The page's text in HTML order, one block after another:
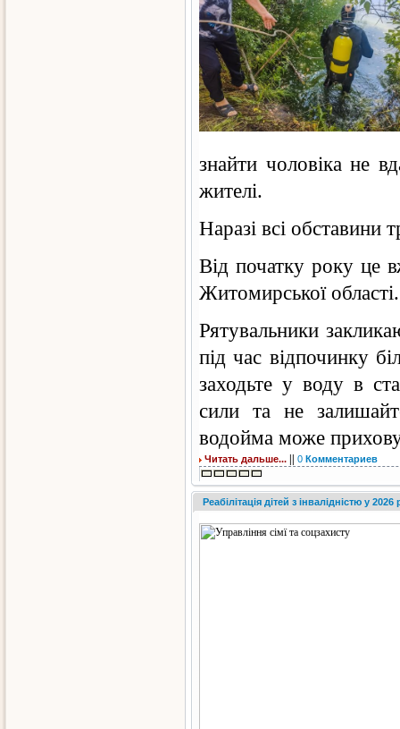
знайти чоловіка не
жителі.
Наразі всі обставини
Від початку року це
Житомирської області.
Рятувальники
під час відпочинку
заходьте у воду в
сили та не
водойма може
Читать дальше... 0 Комментариев
Реабілітація дітей з інвалідністю у 2026